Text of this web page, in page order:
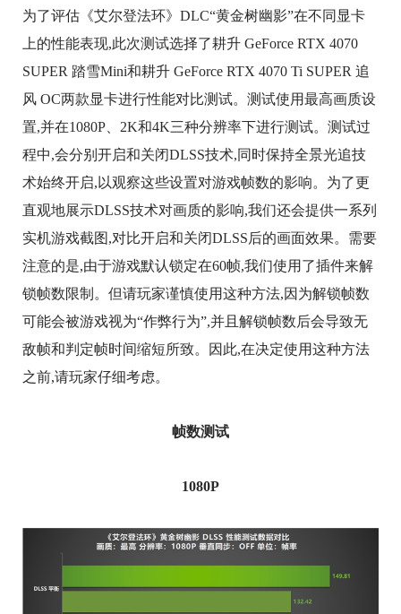
为了评估《艾尔登法环》DLC“黄金树幽影”在不同显卡
上的性能表现,此次测试选择了耕升 GeForce RTX 4070
SUPER 踏雪Mini和耕升 GeForce RTX 4070 Ti SUPER 追
风 OC两款显卡进行性能对比测试。测试使用最高画质设
置,并在1080P、2K和4K三种分辨率下进行测试。测试过
程中,会分别开启和关闭DLSS技术,同时保持全景光追技
术始终开启,以观察这些设置对游戏帧数的影响。为了更
直观地展示DLSS技术对画质的影响,我们还会提供一系列
实机游戏截图,对比开启和关闭DLSS后的画面效果。需要
注意的是,由于游戏默认锁定在60帧,我们使用了插件来解
锁帧数限制。但请玩家谨慎使用这种方法,因为解锁帧数
可能会被游戏视为“作弊行为”,并且解锁帧数后会导致无
敌帧和判定帧时间缩短所致。因此,在决定使用这种方法
之前,请玩家仔细考虑。
帧数测试
1080P